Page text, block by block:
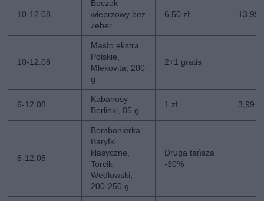
10-12.08
Boczek
wieprzowy bez
żeber
6,50 zł 13,99
10-12.08
Masło ekstra
Polskie,
Mlekovita, 200
g
2+1 gratis
6-12.08
Kabanosy
Berlinki, 85 g
1 zł 3,99
6-12.08
Bombonierka
Baryłki
klasyczne,
Torcik
Wedlowski,
200-250 g
Druga tańsza
-30%